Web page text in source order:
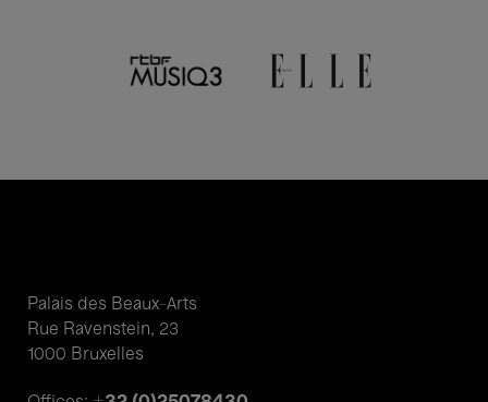
Palais des Beaux-Arts
Rue Ravenstein, 23
1000 Bruxelles